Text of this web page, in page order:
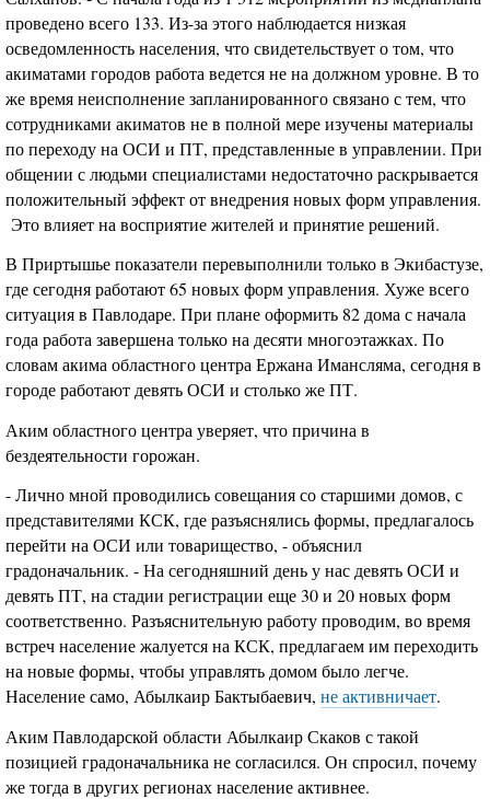
проведено всего 133. Из-за этого наблюдается низкая
осведомленность населения, что свидетельствует о том, что
акиматами городов работа ведется не на должном уровне. В то
же время неисполнение запланированного связано с тем, что
сотрудниками акиматов не в полной мере изучены материалы
по переходу на ОСИ и ПТ, представленные в управлении. При
общении с людьми специалистами недостаточно раскрывается
положительный эффект от внедрения новых форм управления.
Это влияет на восприятие жителей и принятие решений.
В Приртышье показатели перевыполнили только в Экибастузе,
где сегодня работают 65 новых форм управления. Хуже всего
ситуация в Павлодаре. При плане оформить 82 дома с начала
года работа завершена только на десяти многоэтажках. По
словам акима областного центра Ержана Имансляма, сегодня в
городе работают девять ОСИ и столько же ПТ.
Аким областного центра уверяет, что причина в
бездеятельности горожан.
- Лично мной проводились совещания со старшими домов, с
представителями КСК, где разъяснялись формы, предлагалось
перейти на ОСИ или товарищество, - объяснил
градоначальник. - На сегодняшний день у нас девять ОСИ и
девять ПТ, на стадии регистрации еще 30 и 20 новых форм
соответственно. Разъяснительную работу проводим, во время
встреч население жалуется на КСК, предлагаем им переходить
на новые формы, чтобы управлять домом было легче.
Население само, Абылкаир Бактыбаевич, не активничает.
Аким Павлодарской области Абылкаир Скаков с такой
позицией градоначальника не согласился. Он спросил, почему
же тогда в других регионах население активнее.